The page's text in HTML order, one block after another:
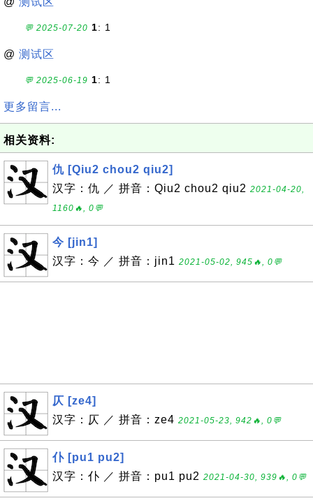
💬 2025-07-20 1: 1
@ 测试区
💬 2025-06-19 1: 1
更多留言...
相关资料:
仇 [Qiu2 chou2 qiu2]
汉字：仇 ／ 拼音：Qiu2 chou2 qiu2 2021-04-20,
1160🔥, 0💬
今 [jin1]
汉字：今 ／ 拼音：jin1 2021-05-02, 945🔥, 0💬
仄 [ze4]
汉字：仄 ／ 拼音：ze4 2021-05-23, 942🔥, 0💬
仆 [pu1 pu2]
汉字：仆 ／ 拼音：pu1 pu2 2021-04-30, 939🔥, 0💬